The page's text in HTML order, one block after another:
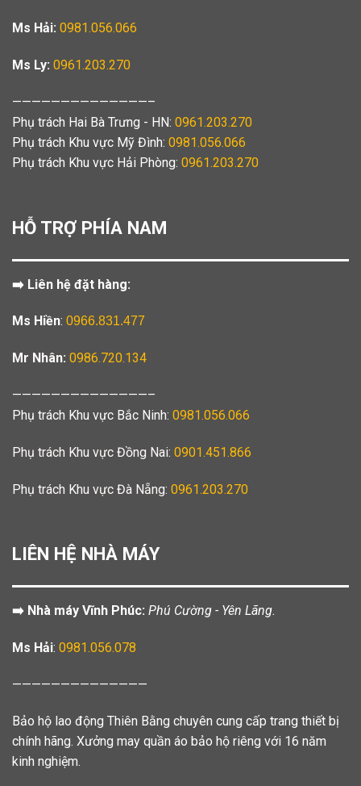
Ms Hải: 0981.056.066
Ms Ly: 0961.203.270
——————————————–
Phụ trách Hai Bà Trưng - HN: 0961.203.270
Phụ trách Khu vực Mỹ Đình: 0981.056.066
Phụ trách Khu vực Hải Phòng: 0961.203.270
HỖ TRỢ PHÍA NAM
➡️ Liên hệ đặt hàng:
Ms Hiền: 0966.831.477
Mr Nhân: 0986.720.134
——————————————–
Phụ trách Khu vực Bắc Ninh: 0981.056.066
Phụ trách Khu vực Đồng Nai: 0901.451.866
Phụ trách Khu vực Đà Nẵng: 0961.203.270
LIÊN HỆ NHÀ MÁY
➡️ Nhà máy Vĩnh Phúc: Phú Cường - Yên Lãng.
Ms Hải: 0981.056.078
——————————————
Bảo hộ lao động Thiên Bằng chuyên cung cấp trang thiết bị
chính hãng. Xưởng may quần áo bảo hộ riêng với 16 năm
kinh nghiệm.